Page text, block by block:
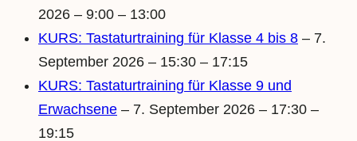
2026 – 9:00 – 13:00
KURS: Tastaturtraining für Klasse 4 bis 8 – 7.
September 2026 – 15:30 – 17:15
KURS: Tastaturtraining für Klasse 9 und
Erwachsene – 7. September 2026 – 17:30 –
19:15